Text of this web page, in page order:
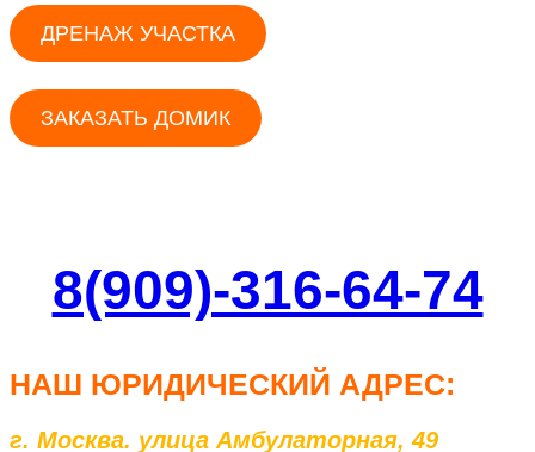
ДРЕНАЖ УЧАСТКА
ЗАКАЗАТЬ ДОМИК
8(909)-316-64-74
НАШ ЮРИДИЧЕСКИЙ АДРЕС:
г. Москва. улица Амбулаторная, 49